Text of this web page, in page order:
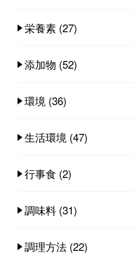
栄養素 (27)
添加物 (52)
環境 (36)
生活環境 (47)
行事食 (2)
調味料 (31)
調理方法 (22)